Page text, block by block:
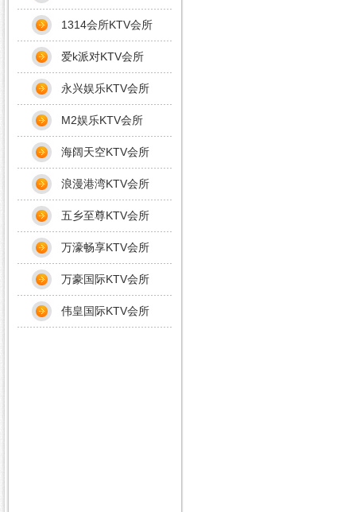
1314会所KTV会所
爱k派对KTV会所
永兴娱乐KTV会所
M2娱乐KTV会所
海阔天空KTV会所
浪漫港湾KTV会所
五乡至尊KTV会所
万濠畅享KTV会所
万豪国际KTV会所
伟皇国际KTV会所